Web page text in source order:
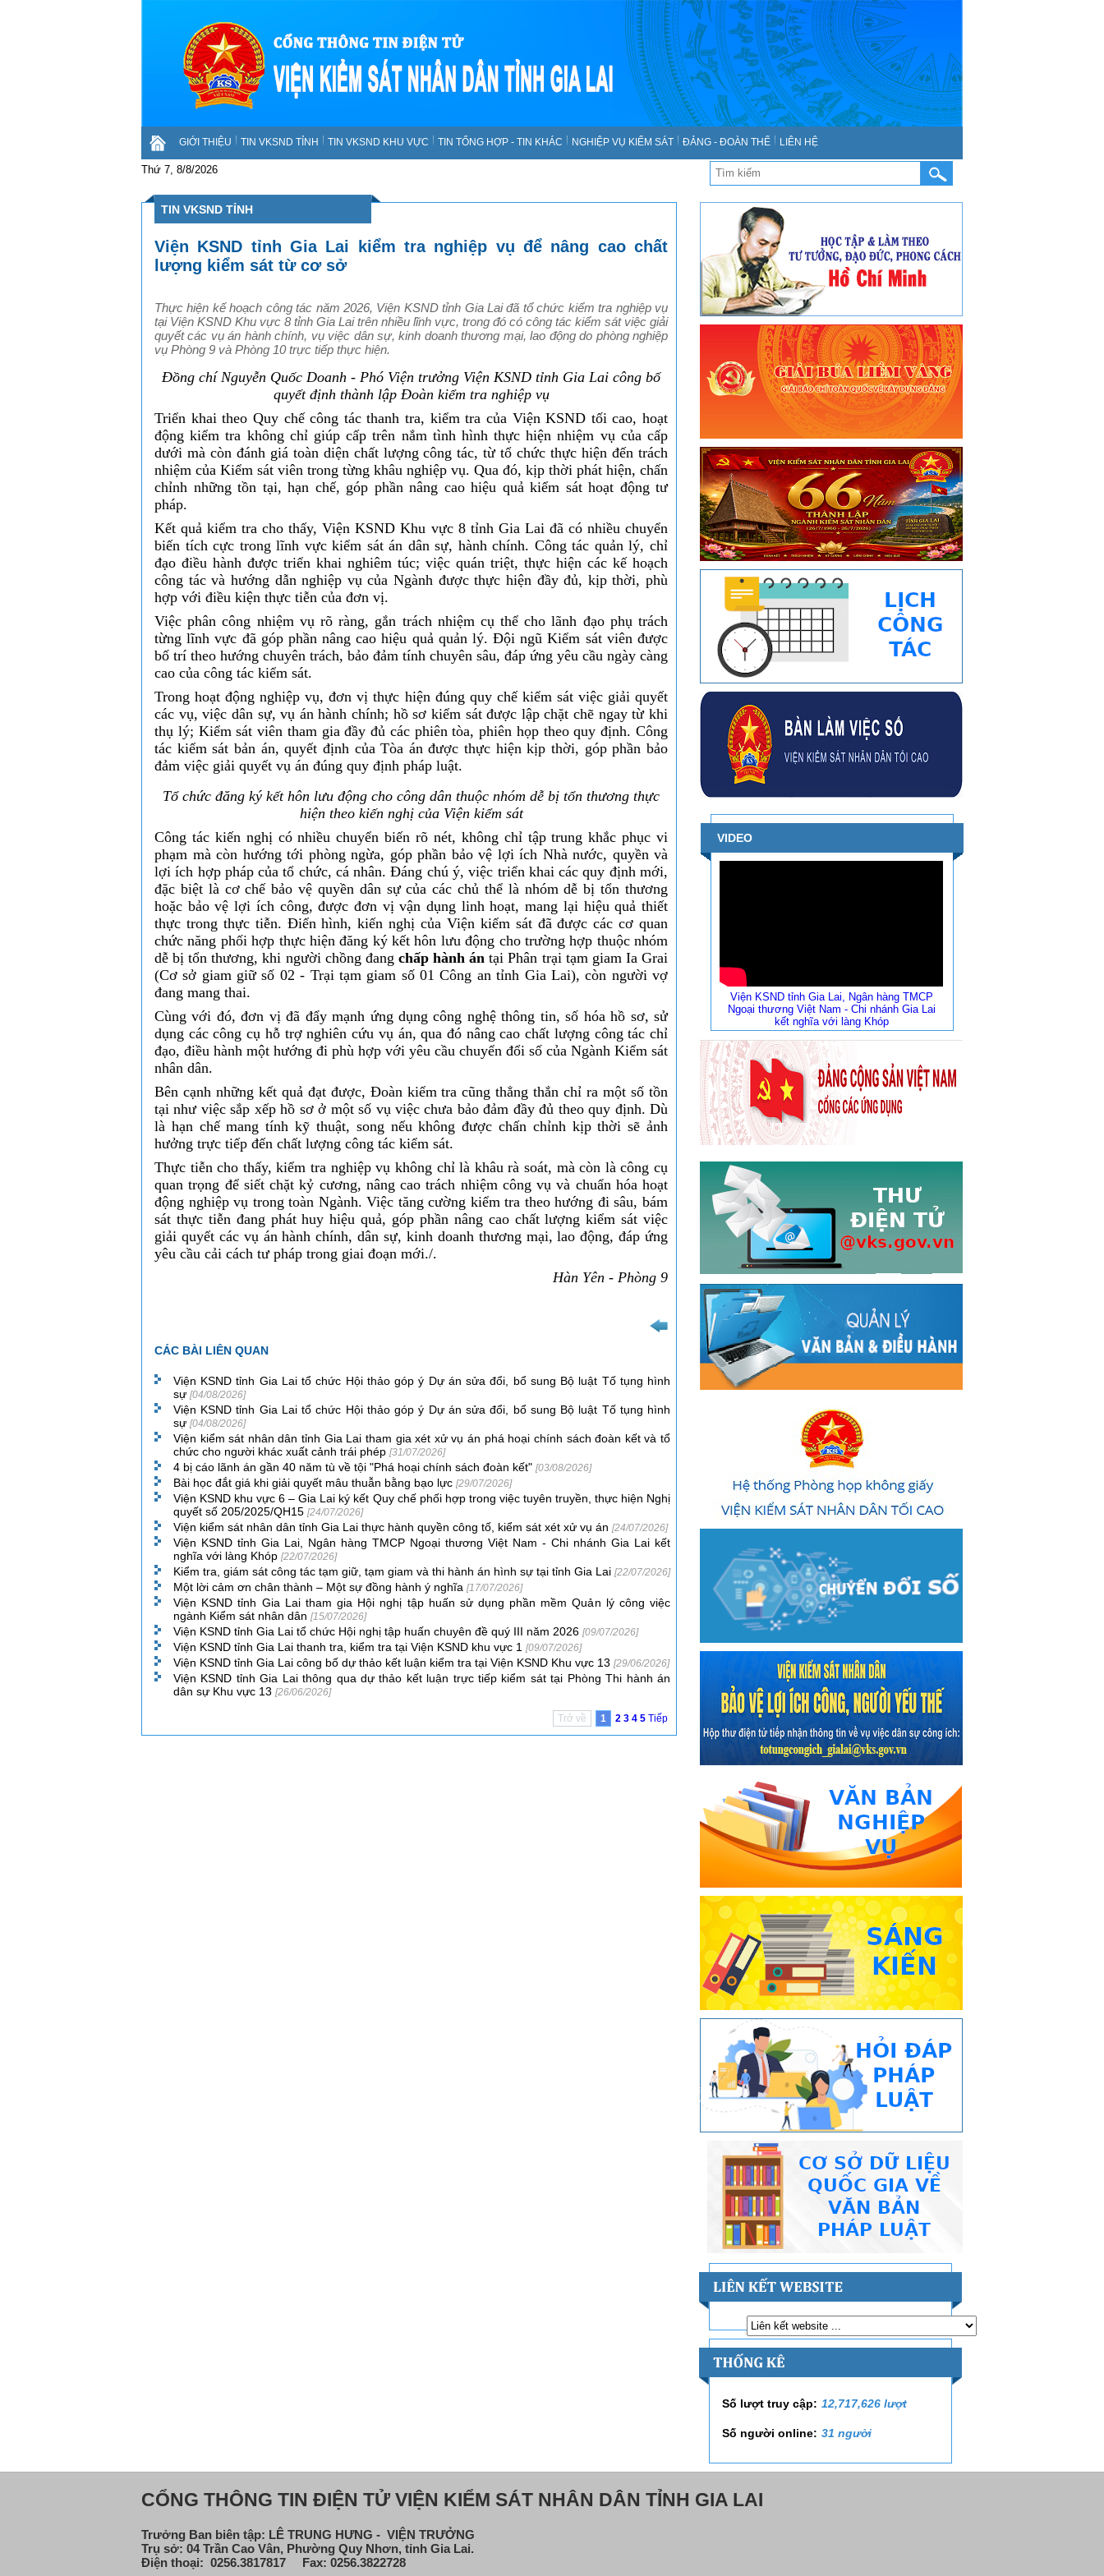
GIỚI THIỆU TIN VKSND TỈNH TIN VKSND KHU VỰC TIN TỔNG HỢP - TIN KHÁC NGHIỆP VỤ KIỂM SÁT ĐẢNG - ĐOÀN THỂ LIÊN HỆ
Thứ 7, 8/8/2026
TIN VKSND TỈNH
Viện KSND tỉnh Gia Lai kiểm tra nghiệp vụ để nâng cao chất
lượng kiểm sát từ cơ sở
Thực hiện kế hoạch công tác năm 2026, Viện KSND tỉnh Gia Lai đã tổ chức kiểm tra nghiệp vụ
tại Viện KSND Khu vực 8 tỉnh Gia Lai trên nhiều lĩnh vực, trong đó có công tác kiểm sát việc giải
quyết các vụ án hành chính, vụ việc dân sự, kinh doanh thương mại, lao động do phòng nghiệp
vụ Phòng 9 và Phòng 10 trực tiếp thực hiện.
Đồng chí Nguyễn Quốc Doanh - Phó Viện trưởng Viện KSND tỉnh Gia Lai công bố
quyết định thành lập Đoàn kiểm tra nghiệp vụ
Triển khai theo Quy chế công tác thanh tra, kiểm tra của Viện KSND tối cao, hoạt
động kiểm tra không chỉ giúp cấp trên nắm tình hình thực hiện nhiệm vụ của cấp
dưới mà còn đánh giá toàn diện chất lượng công tác, từ tổ chức thực hiện đến trách
nhiệm của Kiểm sát viên trong từng khâu nghiệp vụ. Qua đó, kịp thời phát hiện, chấn
chỉnh những tồn tại, hạn chế, góp phần nâng cao hiệu quả kiểm sát hoạt động tư
pháp.
Kết quả kiểm tra cho thấy, Viện KSND Khu vực 8 tỉnh Gia Lai đã có nhiều chuyển
biến tích cực trong lĩnh vực kiểm sát án dân sự, hành chính. Công tác quản lý, chỉ
đạo điều hành được triển khai nghiêm túc; việc quán triệt, thực hiện các kế hoạch
công tác và hướng dẫn nghiệp vụ của Ngành được thực hiện đầy đủ, kịp thời, phù
hợp với điều kiện thực tiễn của đơn vị.
Việc phân công nhiệm vụ rõ ràng, gắn trách nhiệm cụ thể cho lãnh đạo phụ trách
từng lĩnh vực đã góp phần nâng cao hiệu quả quản lý. Đội ngũ Kiểm sát viên được
bố trí theo hướng chuyên trách, bảo đảm tính chuyên sâu, đáp ứng yêu cầu ngày càng
cao của công tác kiểm sát.
Trong hoạt động nghiệp vụ, đơn vị thực hiện đúng quy chế kiểm sát việc giải quyết
các vụ, việc dân sự, vụ án hành chính; hồ sơ kiểm sát được lập chặt chẽ ngay từ khi
thụ lý; Kiểm sát viên tham gia đầy đủ các phiên tòa, phiên họp theo quy định. Công
tác kiểm sát bản án, quyết định của Tòa án được thực hiện kịp thời, góp phần bảo
đảm việc giải quyết vụ án đúng quy định pháp luật.
Tổ chức đăng ký kết hôn lưu động cho công dân thuộc nhóm dễ bị tổn thương thực
hiện theo kiến nghị của Viện kiểm sát
Công tác kiến nghị có nhiều chuyển biến rõ nét, không chỉ tập trung khắc phục vi
phạm mà còn hướng tới phòng ngừa, góp phần bảo vệ lợi ích Nhà nước, quyền và
lợi ích hợp pháp của tổ chức, cá nhân. Đáng chú ý, việc triển khai các quy định mới,
đặc biệt là cơ chế bảo vệ quyền dân sự của các chủ thể là nhóm dễ bị tổn thương
hoặc bảo vệ lợi ích công, được đơn vị vận dụng linh hoạt, mang lại hiệu quả thiết
thực trong thực tiễn. Điển hình, kiến nghị của Viện kiểm sát đã được các cơ quan
chức năng phối hợp thực hiện đăng ký kết hôn lưu động cho trường hợp thuộc nhóm
dễ bị tổn thương, khi người chồng đang chấp hành án tại Phân trại tạm giam Ia Grai
(Cơ sở giam giữ số 02 - Trại tạm giam số 01 Công an tỉnh Gia Lai), còn người vợ
đang mang thai.
Cùng với đó, đơn vị đã đẩy mạnh ứng dụng công nghệ thông tin, số hóa hồ sơ, sử
dụng các công cụ hỗ trợ nghiên cứu vụ án, qua đó nâng cao chất lượng công tác chỉ
đạo, điều hành một hướng đi phù hợp với yêu cầu chuyển đổi số của Ngành Kiểm sát
nhân dân.
Bên cạnh những kết quả đạt được, Đoàn kiểm tra cũng thẳng thắn chỉ ra một số tồn
tại như việc sắp xếp hồ sơ ở một số vụ việc chưa bảo đảm đầy đủ theo quy định. Dù
là hạn chế mang tính kỹ thuật, song nếu không được chấn chỉnh kịp thời sẽ ảnh
hưởng trực tiếp đến chất lượng công tác kiểm sát.
Thực tiễn cho thấy, kiểm tra nghiệp vụ không chỉ là khâu rà soát, mà còn là công cụ
quan trọng để siết chặt kỷ cương, nâng cao trách nhiệm công vụ và chuẩn hóa hoạt
động nghiệp vụ trong toàn Ngành. Việc tăng cường kiểm tra theo hướng đi sâu, bám
sát thực tiễn đang phát huy hiệu quả, góp phần nâng cao chất lượng kiểm sát việc
giải quyết các vụ án hành chính, dân sự, kinh doanh thương mại, lao động, đáp ứng
yêu cầu cải cách tư pháp trong giai đoạn mới./.
Hàn Yên - Phòng 9
CÁC BÀI LIÊN QUAN
Viện KSND tỉnh Gia Lai tổ chức Hội thảo góp ý Dự án sửa đổi, bổ sung Bộ luật Tố tụng hình
sự [04/08/2026]
Viện KSND tỉnh Gia Lai tổ chức Hội thảo góp ý Dự án sửa đổi, bổ sung Bộ luật Tố tụng hình
sự [04/08/2026]
Viện kiểm sát nhân dân tỉnh Gia Lai tham gia xét xử vụ án phá hoại chính sách đoàn kết và tổ
chức cho người khác xuất cảnh trái phép [31/07/2026]
4 bị cáo lãnh án gần 40 năm tù về tội "Phá hoại chính sách đoàn kết" [03/08/2026]
Bài học đắt giá khi giải quyết mâu thuẫn bằng bạo lực [29/07/2026]
Viện KSND khu vực 6 – Gia Lai ký kết Quy chế phối hợp trong việc tuyên truyền, thực hiện Nghị
quyết số 205/2025/QH15 [24/07/2026]
Viện kiểm sát nhân dân tỉnh Gia Lai thực hành quyền công tố, kiểm sát xét xử vụ án [24/07/2026]
Viện KSND tỉnh Gia Lai, Ngân hàng TMCP Ngoại thương Việt Nam - Chi nhánh Gia Lai kết
nghĩa với làng Khóp [22/07/2026]
Kiểm tra, giám sát công tác tạm giữ, tạm giam và thi hành án hình sự tại tỉnh Gia Lai [22/07/2026]
Một lời cảm ơn chân thành – Một sự đồng hành ý nghĩa [17/07/2026]
Viện KSND tỉnh Gia Lai tham gia Hội nghị tập huấn sử dụng phần mềm Quản lý công việc
ngành Kiểm sát nhân dân [15/07/2026]
Viện KSND tỉnh Gia Lai tổ chức Hội nghị tập huấn chuyên đề quý III năm 2026 [09/07/2026]
Viện KSND tỉnh Gia Lai thanh tra, kiểm tra tại Viện KSND khu vực 1 [09/07/2026]
Viện KSND tỉnh Gia Lai công bố dự thảo kết luận kiểm tra tại Viện KSND Khu vực 13 [29/06/2026]
Viện KSND tỉnh Gia Lai thông qua dự thảo kết luận trực tiếp kiểm sát tại Phòng Thi hành án
dân sự Khu vực 13 [26/06/2026]
Trở về 1 2 3 4 5 Tiếp
VIDEO
Viện KSND tỉnh Gia Lai, Ngân hàng TMCP
Ngoại thương Việt Nam - Chi nhánh Gia Lai
kết nghĩa với làng Khóp
Số lượt truy cập: 12,717,626 lượt
Số người online: 31 người
CỔNG THÔNG TIN ĐIỆN TỬ VIỆN KIỂM SÁT NHÂN DÂN TỈNH GIA LAI
Trưởng Ban biên tập: LÊ TRUNG HƯNG - VIỆN TRƯỞNG
Trụ sở: 04 Trần Cao Vân, Phường Quy Nhơn, tỉnh Gia Lai.
Điện thoại: 0256.3817817 Fax: 0256.3822728